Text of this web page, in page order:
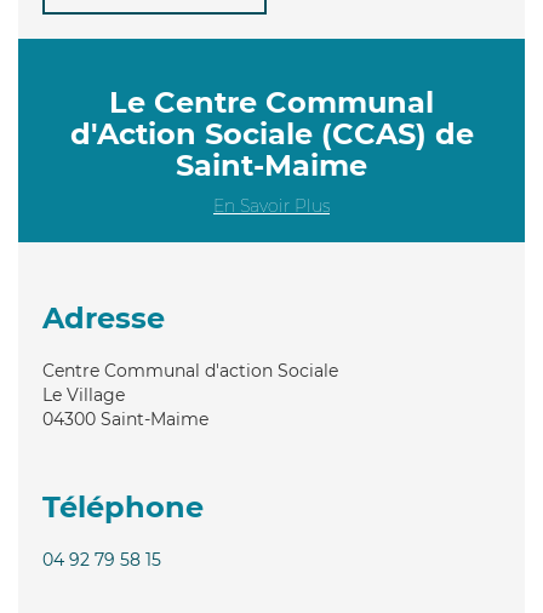
Le Centre Communal
d'Action Sociale (CCAS) de
Saint-Maime
En Savoir Plus
Adresse
Centre Communal d'action Sociale
Le Village
04300 Saint-Maime
Téléphone
04 92 79 58 15